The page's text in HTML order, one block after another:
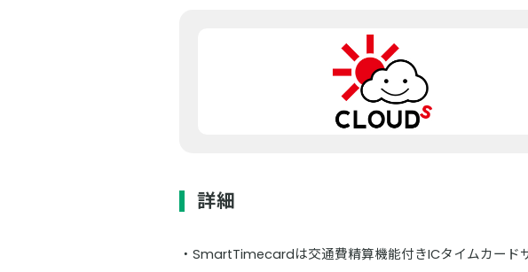
詳細
SmartTimecardは交通費精算機能付きICタイムカード